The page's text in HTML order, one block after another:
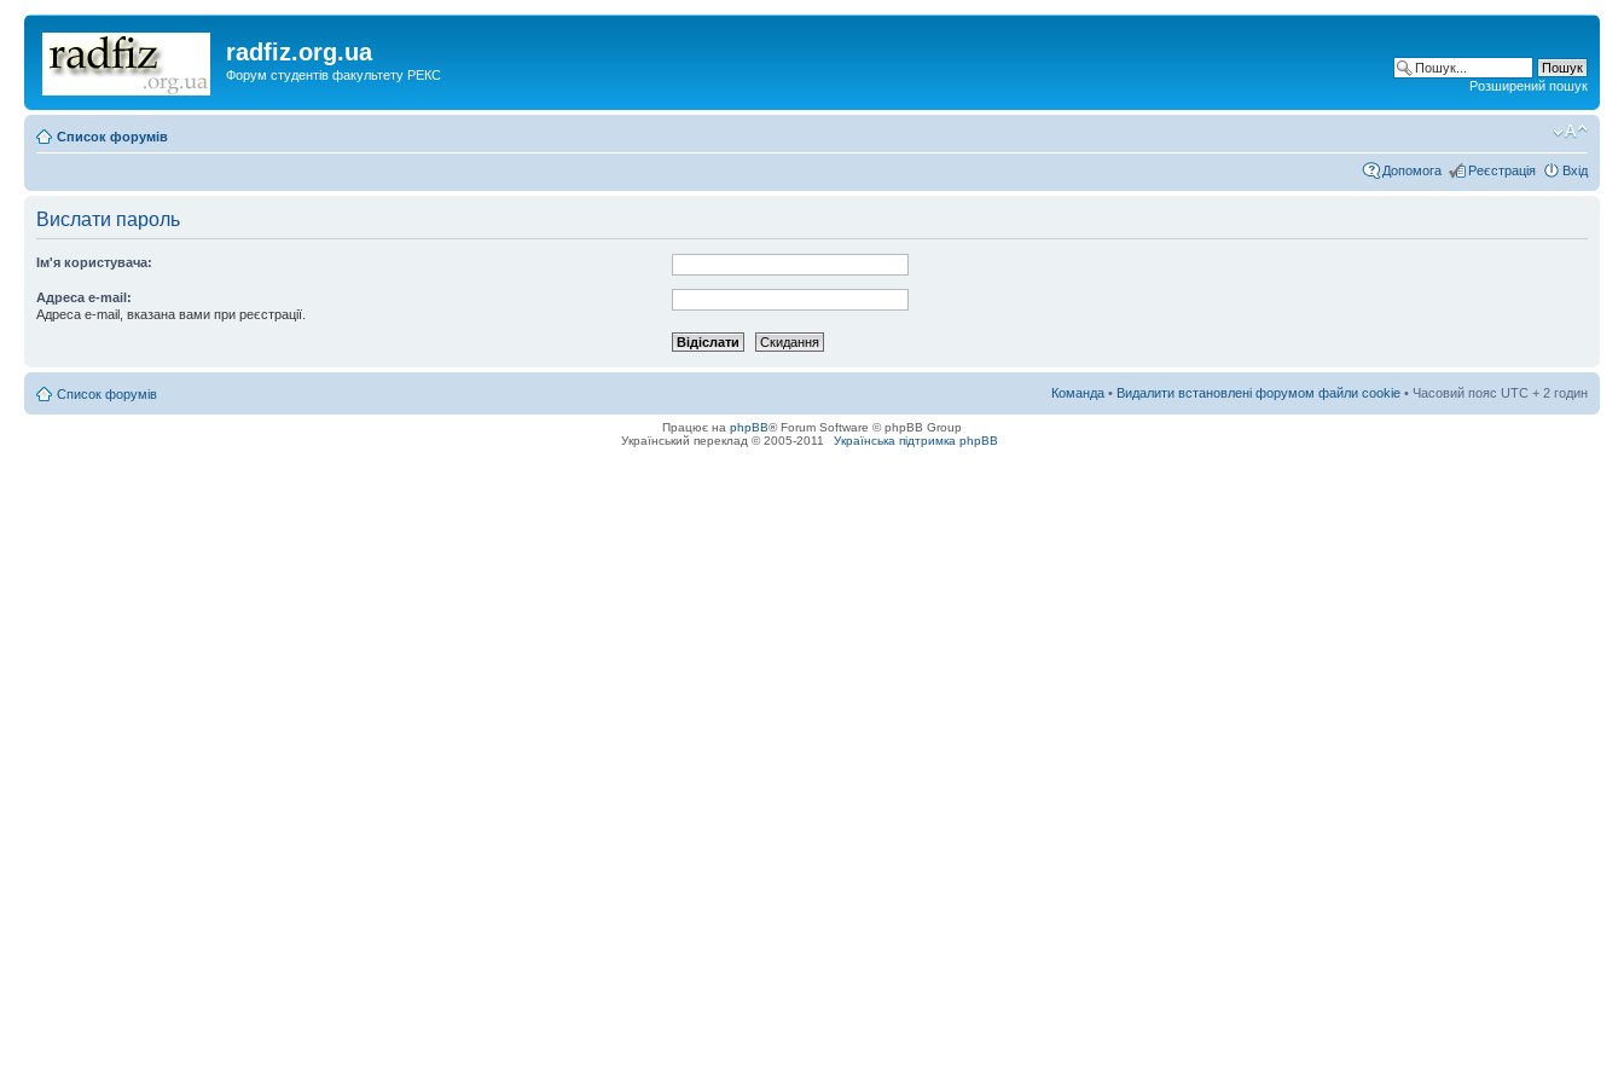
radfiz.org.ua
Форум студентів факультету РЕКС
Розширений пошук
Список форумів
Допомога Реєстрація Вхід
Вислати пароль
Ім'я користувача:
Адреса e-mail:
Адреса e-mail, вказана вами при реєстрації.
Список форумів Команда • Видалити встановлені форумом файли cookie • Часовий пояс UTC + 2 годин
Працює на phpBB® Forum Software © phpBB Group
Український переклад © 2005-2011
Українська підтримка phpBB